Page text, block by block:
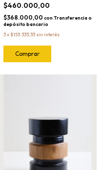
$460.000,00
$368.000,00 con Transferencia o
depósito bancario
3x $153.333,33 sin interés
Comprar